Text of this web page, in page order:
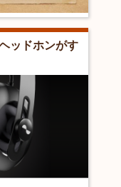
ッドホンがす